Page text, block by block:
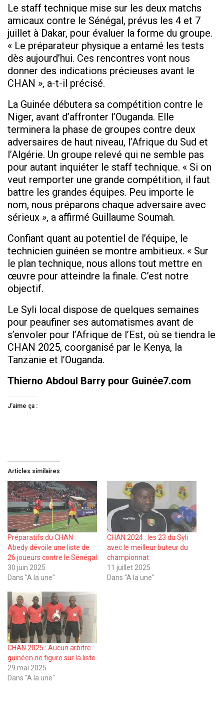
Le staff technique mise sur les deux matchs
amicaux contre le Sénégal, prévus les 4 et 7
juillet à Dakar, pour évaluer la forme du groupe.
« Le préparateur physique a entamé les tests
dès aujourd’hui. Ces rencontres vont nous
donner des indications précieuses avant le
CHAN », a-t-il précisé.
La Guinée débutera sa compétition contre le
Niger, avant d’affronter l’Ouganda. Elle
terminera la phase de groupes contre deux
adversaires de haut niveau, l’Afrique du Sud et
l’Algérie. Un groupe relevé qui ne semble pas
pour autant inquiéter le staff technique. « Si on
veut remporter une grande compétition, il faut
battre les grandes équipes. Peu importe le
nom, nous préparons chaque adversaire avec
sérieux », a affirmé Guillaume Soumah.
Confiant quant au potentiel de l’équipe, le
technicien guinéen se montre ambitieux. « Sur
le plan technique, nous allons tout mettre en
œuvre pour atteindre la finale. C’est notre
objectif.
Le Syli local dispose de quelques semaines
pour peaufiner ses automatismes avant de
s’envoler pour l’Afrique de l’Est, où se tiendra le
CHAN 2025, coorganisé par le Kenya, la
Tanzanie et l’Ouganda.
Thierno Abdoul Barry pour Guinée7.com
J’aime ça :
Articles similaires
Préparatifs du CHAN :
Abedy dévoile une liste de
26 joueurs contre le Sénégal
30 juin 2025
Dans "A la une"
CHAN 2024 : les 23 du Syli
avec le meilleur buteur du
championnat
11 juillet 2025
Dans "A la une"
CHAN 2025 : Aucun arbitre
guinéen ne figure sur la liste
29 mai 2025
Dans "A la une"